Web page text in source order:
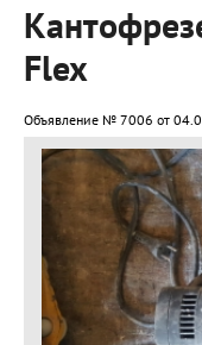
Flex
Объявление № 7006 от